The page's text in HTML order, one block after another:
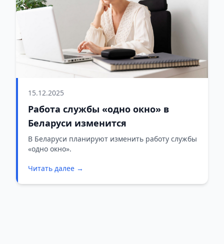
15.12.2025
Работа службы «одно окно» в
Беларуси изменится
В Беларуси планируют изменить работу службы
«одно окно».
Читать далее →